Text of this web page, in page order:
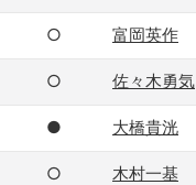
○ 富岡英作
○ 佐々木勇気
● 大橋貴洸
○ 木村一基